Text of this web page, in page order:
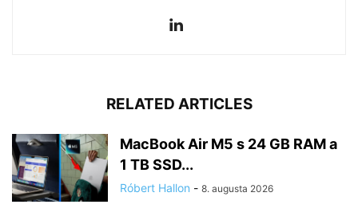
RELATED ARTICLES
MacBook Air M5 s 24 GB RAM a
1 TB SSD...
Róbert Hallon - 8. augusta 2026